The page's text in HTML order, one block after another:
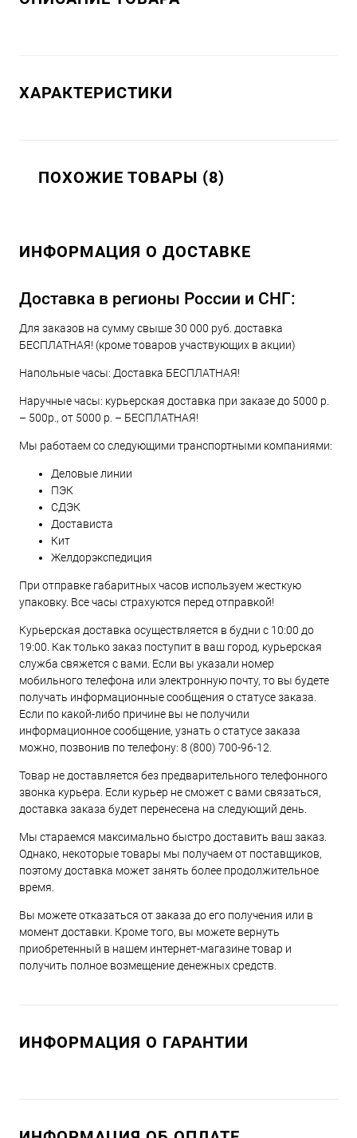
ХАРАКТЕРИСТИКИ
ПОХОЖИЕ ТОВАРЫ (8)
ИНФОРМАЦИЯ О ДОСТАВКЕ
Доставка в регионы России и СНГ:
Для заказов на сумму свыше 30 000 руб. доставка
БЕСПЛАТНАЯ! (кроме товаров участвующих в акции)
Напольные часы: Доставка БЕСПЛАТНАЯ!
Наручные часы: курьерская доставка при заказе до 5000 р.
– 500р., от 5000 р. – БЕСПЛАТНАЯ!
Мы работаем со следующими транспортными компаниями:
Деловые линии
ПЭК
СДЭК
Достависта
Кит
Желдорэкспедиция
При отправке габаритных часов используем жесткую
упаковку. Все часы страхуются перед отправкой!
Курьерская доставка осуществляется в будни с 10:00 до
19:00. Как только заказ поступит в ваш город, курьерская
служба свяжется с вами. Если вы указали номер
мобильного телефона или электронную почту, то вы будете
получать информационные сообщения о статусе заказа.
Если по какой-либо причине вы не получили
информационное сообщение, узнать о статусе заказа
можно, позвонив по телефону: 8 (800) 700-96-12.
Товар не доставляется без предварительного телефонного
звонка курьера. Если курьер не сможет с вами связаться,
доставка заказа будет перенесена на следующий день.
Мы стараемся максимально быстро доставить ваш заказ.
Однако, некоторые товары мы получаем от поставщиков,
поэтому доставка может занять более продолжительное
время.
Вы можете отказаться от заказа до его получения или в
момент доставки. Кроме того, вы можете вернуть
приобретенный в нашем интернет-магазине товар и
получить полное возмещение денежных средств.
ИНФОРМАЦИЯ О ГАРАНТИИ